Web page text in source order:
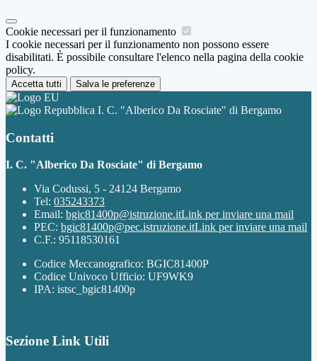
Cookie necessari per il funzionamento
I cookie necessari per il funzionamento non possono essere
disabilitati. È possibile consultare l'elenco nella pagina della cookie
policy.
Accetta tutti Salva le preferenze
I. C. "Alberico Da Rosciate" di Bergamo
Contatti
I. C. "Alberico Da Rosciate" di Bergamo
Via Codussi, 5 - 24124 Bergamo
Tel: 035243373
Email: bgic81400p@istruzione.itLink per inviare una mail
PEC: bgic81400p@pec.istruzione.itLink per inviare una mail
C.F.: 95118530161
Codice Meccanografico: BGIC81400P
Codice Univoco Ufficio: UF9WK9
IPA: istsc_bgic81400p
Sezione Link Utili